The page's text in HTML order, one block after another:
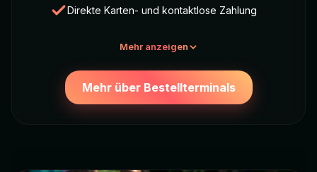
Direkte Karten- und kontaktlose Zahlung
Mehr anzeigen
Mehr über Bestellterminals